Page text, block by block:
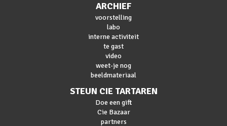
ARCHIEF
voorstelling
labo
interne activiteit
te gast
video
weet-je nog
beeldmateriaal
STEUN CIE TARTAREN
Doe een gift
Cie Bazaar
partners